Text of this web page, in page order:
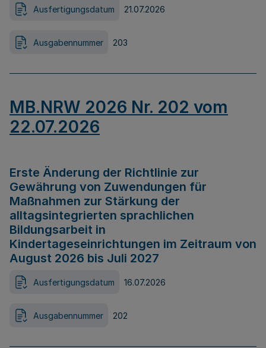
Ausfertigungsdatum 21.07.2026
Ausgabennummer 203
MB.NRW 2026 Nr. 202 vom
22.07.2026
Erste Änderung der Richtlinie zur
Gewährung von Zuwendungen für
Maßnahmen zur Stärkung der
alltagsintegrierten sprachlichen
Bildungsarbeit in
Kindertageseinrichtungen im Zeitraum von
August 2026 bis Juli 2027
Ausfertigungsdatum 16.07.2026
Ausgabennummer 202